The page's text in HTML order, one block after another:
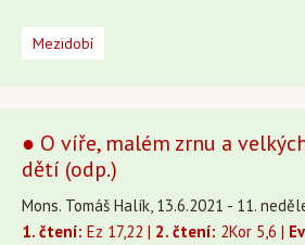
Mezidobí
● O víře, malém zrnu a
dětí (odp.)
Mons. Tomáš Halík, 13.6.2021 - 11.
1. čtení: Ez 17,22 | 2. čtení: 2Kor 5,6 |